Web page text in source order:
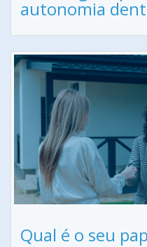
autonomia
Qual é o seu